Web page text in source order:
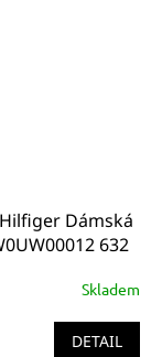
Dámská
632
Skladem
DETAIL